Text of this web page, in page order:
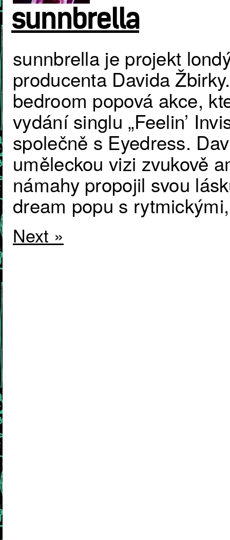
sunnbrella
sunnbrella je projekt
producenta Davida
bedroom popová akce,
vydání singlu „Feelin’
společně s Eyedress.
uměleckou vizi zvukově
námahy propojil svou
dream popu s
Next »